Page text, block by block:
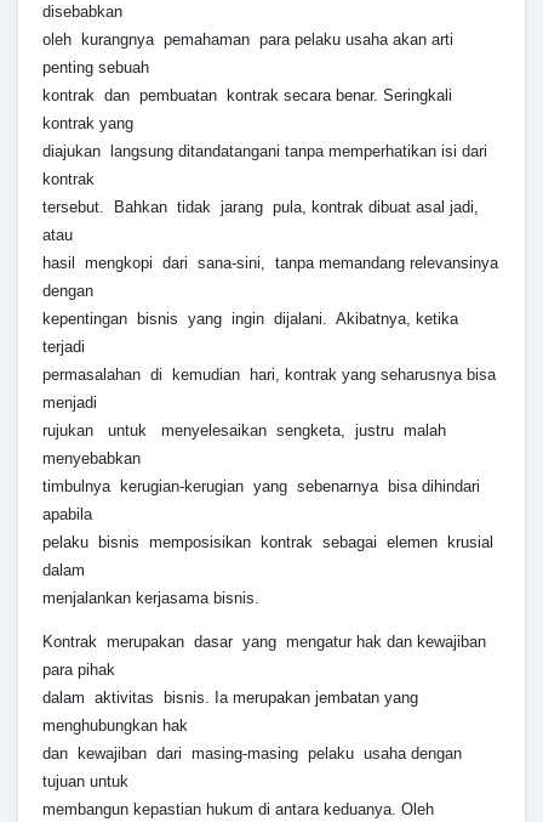
disebabkan
oleh kurangnya pemahaman para pelaku usaha akan arti
penting sebuah
kontrak dan pembuatan kontrak secara benar. Seringkali
kontrak yang
diajukan langsung ditandatangani tanpa memperhatikan isi dari
kontrak
tersebut. Bahkan tidak jarang pula, kontrak dibuat asal jadi,
atau
hasil mengkopi dari sana-sini, tanpa memandang relevansinya
dengan
kepentingan bisnis yang ingin dijalani. Akibatnya, ketika
terjadi
permasalahan di kemudian hari, kontrak yang seharusnya bisa
menjadi
rujukan untuk menyelesaikan sengketa, justru malah
menyebabkan
timbulnya kerugian-kerugian yang sebenarnya bisa dihindari
apabila
pelaku bisnis memposisikan kontrak sebagai elemen krusial
dalam
menjalankan kerjasama bisnis.
Kontrak merupakan dasar yang mengatur hak dan kewajiban
para pihak
dalam aktivitas bisnis. Ia merupakan jembatan yang
menghubungkan hak
dan kewajiban dari masing-masing pelaku usaha dengan
tujuan untuk
membangun kepastian hukum di antara keduanya. Oleh